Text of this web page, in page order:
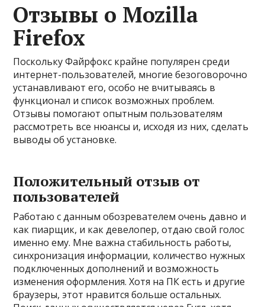
Отзывы о Mozilla
Firefox
Поскольку Файрфокс крайне популярен среди
интернет-пользователей, многие безоговорочно
устанавливают его, особо не вчитываясь в
функционал и список возможных проблем.
Отзывы помогают опытным пользователям
рассмотреть все нюансы и, исходя из них, сделать
выводы об установке.
Положительный отзыв от
пользователей
Работаю с данным обозревателем очень давно и
как пиарщик, и как девелопер, отдаю свой голос
именно ему. Мне важна стабильность работы,
синхронизация информации, количество нужных
подключенных дополнений и возможность
изменения оформления. Хотя на ПК есть и другие
браузеры, этот нравится больше остальных.